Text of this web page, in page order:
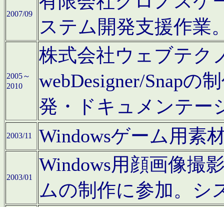
2007/09
ステム開発支援作業
2005～
2010
株式会社ウェブテク
webDesigner/Snapの
発・ドキュメンテー
2003/11 Windowsゲーム用素
2003/01
Windows用顔画像撮
ムの制作に参加。シ